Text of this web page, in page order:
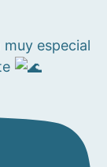
muy especial